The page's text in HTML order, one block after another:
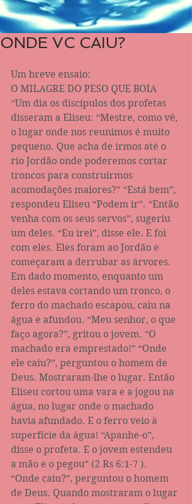
ONDE VC CAIU?
Um breve ensaio:
O MILAGRE DO PESO QUE BOIA
“Um dia os discípulos dos profetas
disseram a Eliseu: “Mestre, como vê,
o lugar onde nos reunimos é muito
pequeno. Que acha de irmos até o
rio Jordão onde poderemos cortar
troncos para construirmos
acomodações maiores?” “Está bem”,
respondeu Eliseu “Podem ir”. “Então
venha com os seus servos”, sugeriu
um deles. “Eu irei”, disse ele. E foi
com eles. Eles foram ao Jordão e
começaram a derrubar as árvores.
Em dado momento, enquanto um
deles estava cortando um tronco, o
ferro do machado escapou, caiu na
água e afundou. “Meu senhor, o que
faço agora?”, gritou o jovem. “O
machado era emprestado!” “Onde
ele caiu?”, perguntou o homem de
Deus. Mostraram-lhe o lugar. Então
Eliseu cortou uma vara e a jogou na
água, no lugar onde o machado
havia afundado. E o ferro veio à
superfície da água! “Apanhe-o”,
disse o profeta. E o jovem estendeu
a mão e o pegou” (2 Rs ‭6:1-7‬ ).  ‭
“Onde caiu?”, perguntou o homem
de Deus. Quando mostraram o lugar